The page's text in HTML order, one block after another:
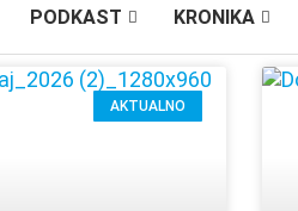
PODKAST KRONIKA
AKTUALNO